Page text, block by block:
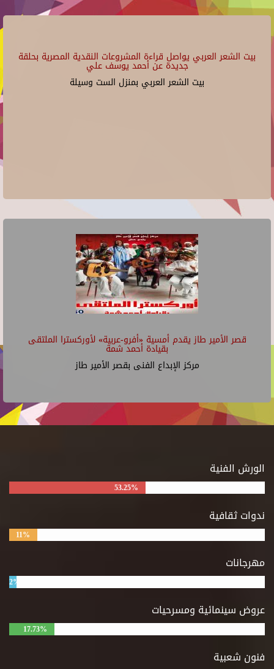
بيت الشعر العربي يواصل قراءة المشروعات النقدية المصرية بحلقة
جديدة عن أحمد يوسف علي
بيت الشعر العربي بمنزل الست وسيلة
قصر الأمير طاز يقدم أمسية «أفرو-عربية» لأوركسترا الملتقى
بقيادة أحمد شمة
مركز الإبداع الفنى بقصر الأمير طاز
الورش الفنية
53.25%
ندوات ثقافية
11%
مهرجانات
2%
عروض سينمائية ومسرحيات
17.73%
فنون شعبية